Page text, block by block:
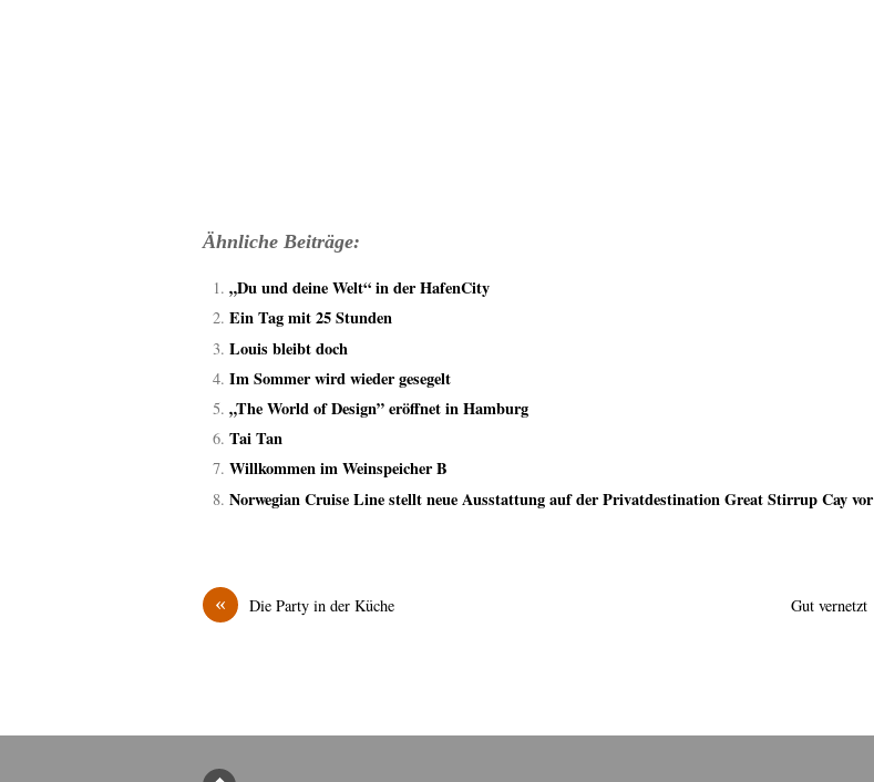
Ähnliche Beiträge:
„Du und deine Welt“ in der HafenCity
Ein Tag mit 25 Stunden
Louis bleibt doch
Im Sommer wird wieder gesegelt
„The World of Design” eröffnet in Hamburg
Tai Tan
Willkommen im Weinspeicher B
Norwegian Cruise Line stellt neue Ausstattung auf der Privatdestination Great Stirrup Cay vor
« Die Party in der Küche Gut vernetzt